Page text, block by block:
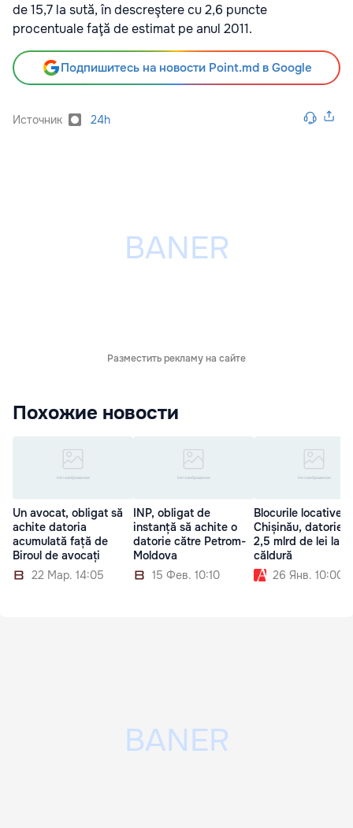
de 15,7 la sută, în descreştere cu 2,6 puncte
procentuale faţă de estimat pe anul 2011.
Подпишитесь на новости Point.md в Google
Источник 24h
Разместить рекламу на сайте
Похожие новости
Un avocat, obligat să
achite datoria
acumulată față de
Biroul de avocați
22 Мар. 14:05
INP, obligat de
instanță să achite o
datorie către Petrom-
Moldova
15 Фев. 10:10
Blocurile locative
Chișinău, datorie
2,5 mlrd de lei la
căldură
26 Янв. 10:00